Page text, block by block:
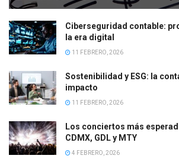
Ciberseguridad contable:
la era digital
11 FEBRERO, 2026
Sostenibilidad y ESG: la
impacto
11 FEBRERO, 2026
Los conciertos más
CDMX, GDL y MTY
4 FEBRERO, 2026